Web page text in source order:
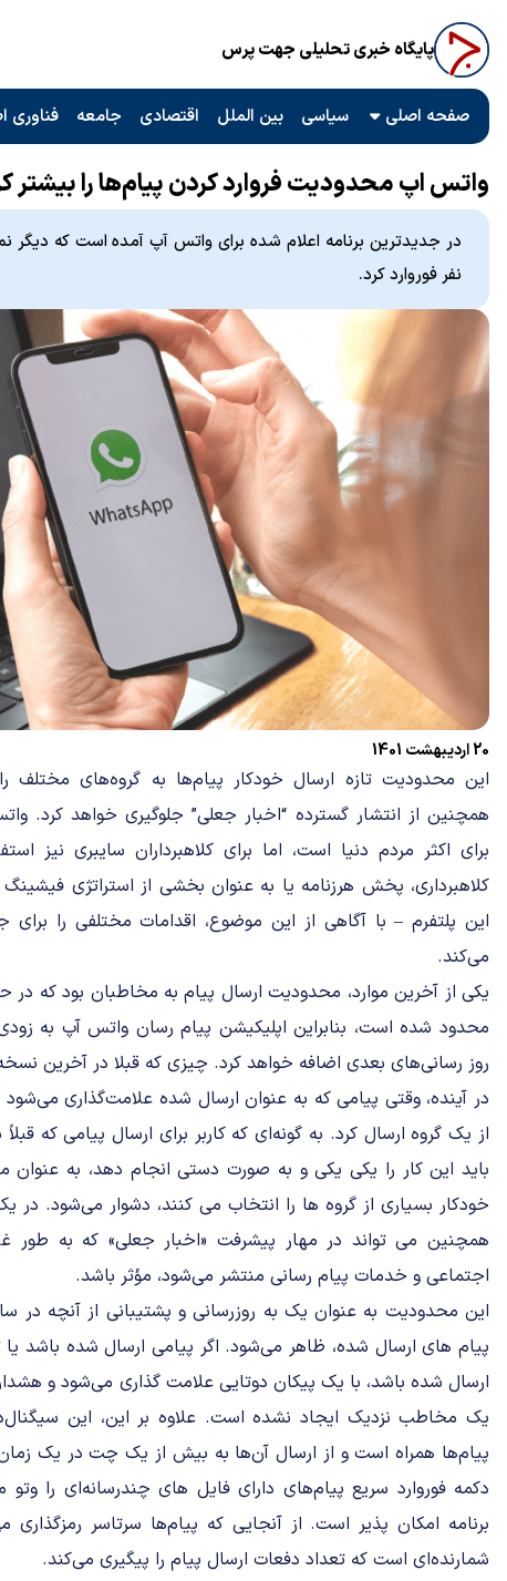
پایگاه خبری تحلیلی جهت پرس
صفحه اصلی سیاسی بین الملل اقتصادی جامعه فناوری
واتس اپ محدودیت فروارد کردن پیام‌ها را بیشتر
در جدیدترین برنامه اعلام شده برای واتس آپ آمده است که دیگر
نفر فوروارد کرد.
20 اردیبهشت 1401
این محدودیت تازه ارسال خودکار پیام‌ها به گروه‌های مختلف
همچنین از انتشار گسترده “اخبار جعلی” جلوگیری خواهد کرد.
برای اکثر مردم دنیا است، اما برای کلاهبرداران سایبری نیز
کلاهبرداری، پخش هرزنامه یا به عنوان بخشی از استراتژی
این پلتفرم – با آگاهی از این موضوع، اقدامات مختلفی را
می‌کند.
یکی از آخرین موارد، محدودیت ارسال پیام به مخاطبان بود که
محدود شده است، بنابراین اپلیکیشن پیام رسان واتس آپ به
روز رسانی‌های بعدی اضافه خواهد کرد. چیزی که قبلا در آخرین
در آینده، وقتی پیامی که به عنوان ارسال شده علامت‌گذاری
از یک گروه ارسال کرد. به گونه‌ای که کاربر برای ارسال پیامی که
باید این کار را یکی یکی و به صورت دستی انجام دهد، به عنوان
خودکار بسیاری از گروه ها را انتخاب می کنند، دشوار می‌شود. در
همچنین می تواند در مهار پیشرفت «اخبار جعلی» که به طور
اجتماعی و خدمات پیام رسانی منتشر می‌شود، مؤثر باشد.
پیام های ارسال شده، ظاهر می‌شود. اگر پیامی ارسال شده باشد
ارسال شده باشد، با یک پیکان دوتایی علامت گذاری می‌شود و
یک مخاطب نزدیک ایجاد نشده است. علاوه بر این، این
پیام‌ها همراه است و از ارسال آن‌ها به بیش از یک چت در یک
دکمه فوروارد سریع پیام‌های دارای فایل های چندرسانه‌ای را
برنامه امکان پذیر است. از آنجایی که پیام‌ها سرتاسر
شمارنده‌ای است که تعداد دفعات ارسال پیام را پیگیری می‌کند.